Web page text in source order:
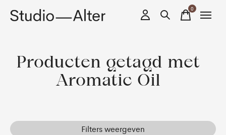
0items
Producten getagd met
Aromatic Oil
Filters weergeven